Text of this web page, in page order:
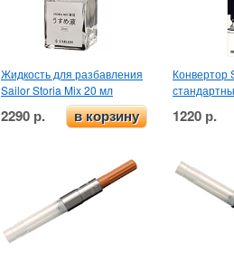
Жидкость для разбавления
Sailor Storia Mix 20 мл
2290 р. в корзину
Конвертор
1220 р.